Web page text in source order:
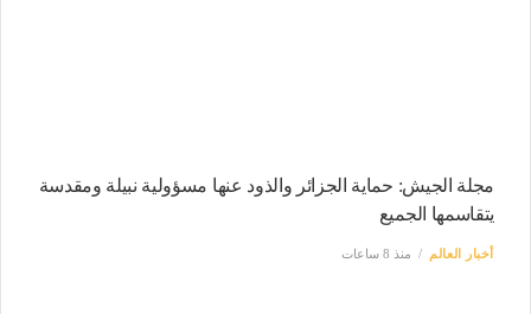
مجلة الجيش: حماية الجزائر والذود عنها مسؤولية نبيلة ومقدسة
يتقاسمها الجميع
أخبار العالم منذ 8 ساعات